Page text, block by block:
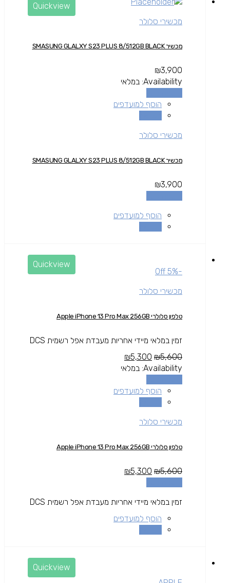
Quickview
מכשירי סלולר
מכשיר SMASUNG GLALXY S23 PLUS 8/512GB BLACK
₪3,900
Availability: במלאי
הוסף למועדפים
מכשירי סלולר
מכשיר SMASUNG GLALXY S23 PLUS 8/512GB BLACK
₪3,900
הוסף למועדפים
Quickview
-5% Off
מכשירי סלולר
טלפון סלולרי Apple iPhone 13 Pro Max 256GB
זמין במלאי מיידי אחריות מעבדת אפל רשמית DCS
₪5,600
₪5,300
Availability: במלאי
הוסף למועדפים
מכשירי סלולר
טלפון סלולרי Apple iPhone 13 Pro Max 256GB
₪5,600
₪5,300
זמין במלאי מיידי אחריות מעבדת אפל רשמית DCS
הוסף למועדפים
Quickview